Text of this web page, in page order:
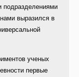
подразделениями
выразился в
ученых
первые